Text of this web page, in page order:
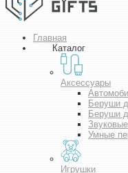
Главная
Каталог
Аксессуары
Беруши
Беруши
Умные
Игрушки